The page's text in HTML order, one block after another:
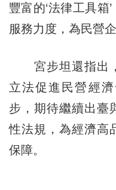
豐富的‘法律工具箱
服務力度，為民營
宮步坦還指出，
立法促進民營經
步，期待繼續出臺
性法規，為經濟高
保障。